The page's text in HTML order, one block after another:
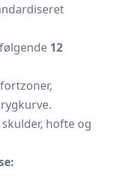
12
hofte og